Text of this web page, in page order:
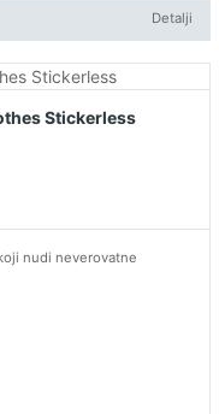
Detalji
Stickerless
nudi neverovatne